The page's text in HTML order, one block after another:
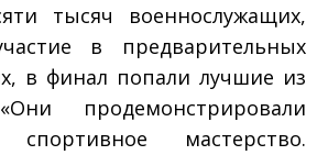
тысяч военнослужащих,
в предварительных
в финал попали лучшие из
продемонстрировали
мастерство.